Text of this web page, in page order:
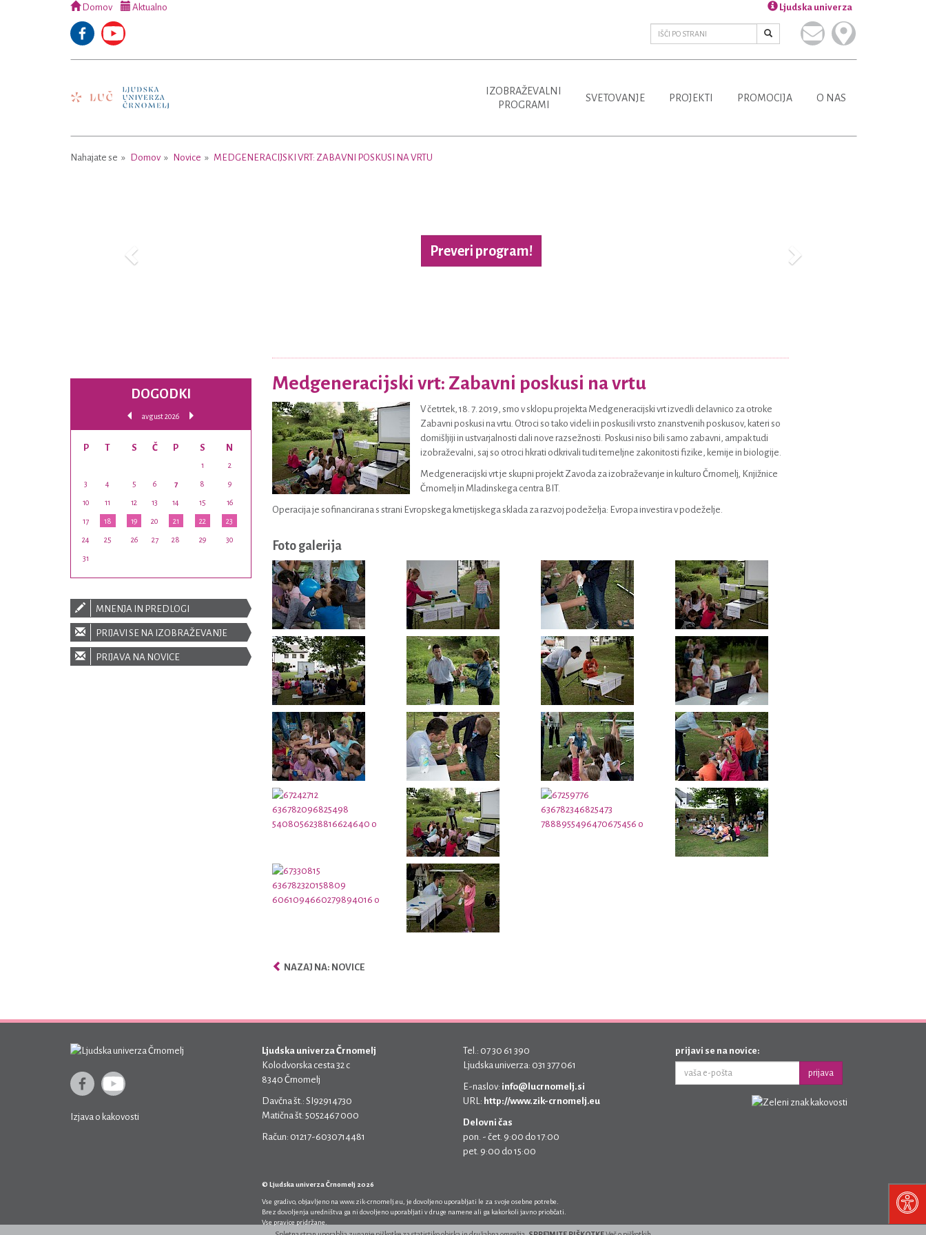
Domov Aktualno Ljudska univerza
IZOBRAŽEVALNI
PROGRAMI
SVETOVANJE PROJEKTI PROMOCIJA O NAS
Nahajate se Domov Novice MEDGENERACIJSKI VRT: ZABAVNI POSKUSI NA VRTU
Preveri program!
Medgeneracijski vrt: Zabavni poskusi na vrtu
V četrtek, 18. 7. 2019, smo v sklopu projekta Medgeneracijski vrt izvedli delavnico za otroke
Zabavni poskusi na vrtu. Otroci so tako videli in poskusili vrsto znanstvenih poskusov, kateri so
domišljiji in ustvarjalnosti dali nove razsežnosti. Poskusi niso bili samo zabavni, ampak tudi
izobraževalni, saj so otroci hkrati odkrivali tudi temeljne zakonitosti fizike, kemije in biologije.
Medgeneracijski vrt je skupni projekt Zavoda za izobraževanje in kulturo Črnomelj, Knjižnice
Črnomelj in Mladinskega centra BIT.
Operacija je sofinancirana s strani Evropskega kmetijskega sklada za razvoj podeželja: Evropa investira v podeželje.
Foto galerija
NAZAJ NA: NOVICE
DOGODKI
avgust 2026
P T S Č P S N
1 2
3 4 5 6 7 8 9
10 11 12 13 14 15 16
17 18 19 20 21 22 23
24 25 26 27 28 29 30
31
MNENJA IN PREDLOGI
PRIJAVI SE NA IZOBRAŽEVANJE
PRIJAVA NA NOVICE
Izjava o kakovosti
Ljudska univerza Črnomelj
Kolodvorska cesta 32 c
8340 Črnomelj
Davčna št.: SI92914730
Matična št: 5052467 000
Račun: 01217-6030714481
Tel.: 07 30 61 390
Ljudska univerza: 031 377 061
E-naslov: info@lucrnomelj.si
URL: http://www.zik-crnomelj.eu
Delovni čas
pon. - čet. 9:00 do 17:00
pet. 9:00 do 15:00
© Ljudska univerza Črnomelj 2026
Vse gradivo, objavljeno na www.zik-crnomelj.eu , je dovoljeno uporabljati le za svoje osebne potrebe.
Brez dovoljenja uredništva ga ni dovoljeno uporabljati v druge namene ali ga kakorkoli javno priobčati.
Vse pravice pridržane.
prijavi se na novice:
prijava